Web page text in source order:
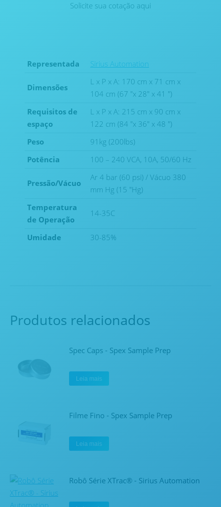
Solicite sua cotação aqui
Representada Sirius Automation
Dimensões
L x P x A: 170 cm x 71 cm x
104 cm (67 "x 28" x 41 ")
Requisitos de
espaço
L x P x A: 215 cm x 90 cm x
122 cm (84 "x 36" x 48 ")
Peso
91kg (200lbs)
Potência
100 – 240 VCA, 10A, 50/60 Hz
Pressão/Vácuo
Ar 4 bar (60 psi) / Vácuo 380
mm Hg (15 "Hg)
Temperatura
de Operação
14-35C
Umidade 30-85%
Produtos relacionados
Spec Caps - Spex Sample Prep
Leia mais
Filme Fino - Spex Sample Prep
Leia mais
Robô Série XTrac® - Sirius Automation